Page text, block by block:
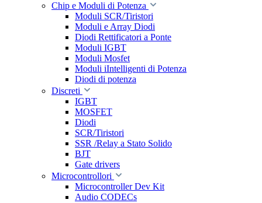
Chip e Moduli di Potenza
Moduli SCR/Tiristori
Moduli e Array Diodi
Diodi Rettificatori a Ponte
Moduli IGBT
Moduli Mosfet
Moduli iIntelligenti di Potenza
Diodi di potenza
Discreti
IGBT
MOSFET
Diodi
SCR/Tiristori
SSR /Relay a Stato Solido
BJT
Gate drivers
Microcontrollori
Microcontroller Dev Kit
Audio CODECs